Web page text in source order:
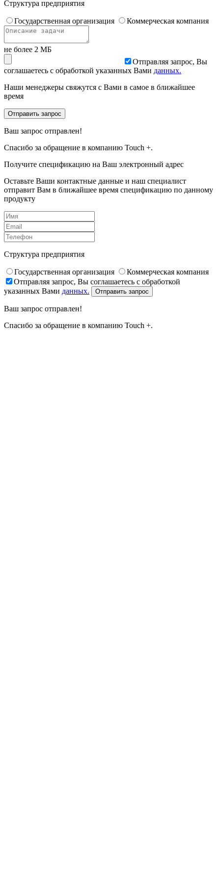
Структура предприятия
Государственная организация Коммерческая компания
не более 2 МБ
Отправляя запрос, Вы
соглашаетесь с обработкой указанных Вами данных.
Наши менеджеры свяжутся с Вами в самое в ближайшее
время
Отправить запрос
Ваш запрос отправлен!
Спасибо за обращение в компанию Touch +.
Получите спецификацию на Ваш электронный адрес
Оставьте Ваши контактные данные и наш специалист
отправит Вам в ближайшее время спецификацию по данному
продукту
Структура предприятия
Государственная организация
Коммерческая компания
Отправляя запрос, Вы соглашаетесь с обработкой
указанных Вами данных. Отправить запрос
Ваш запрос отправлен!
Спасибо за обращение в компанию Touch +.